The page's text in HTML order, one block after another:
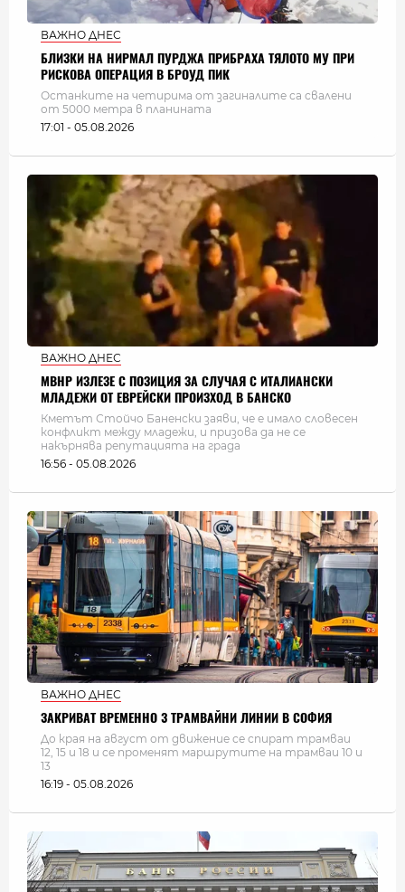
ВАЖНО ДНЕС
БЛИЗКИ НА НИРМАЛ ПУРДЖА ПРИБРАХА ТЯЛОТО МУ ПРИ
РИСКОВА ОПЕРАЦИЯ В БРОУД ПИК
Останките на четирима от загиналите са свалени
от 5000 метра в планината
17:01 - 05.08.2026
ВАЖНО ДНЕС
МВНР ИЗЛЕЗЕ С ПОЗИЦИЯ ЗА СЛУЧАЯ С ИТАЛИАНСКИ
МЛАДЕЖИ ОТ ЕВРЕЙСКИ ПРОИЗХОД В БАНСКО
Кметът Стойчо Баненски заяви, че е имало словесен
конфликт между младежи, и призова да не се
накърнява репутацията на града
16:56 - 05.08.2026
ВАЖНО ДНЕС
ЗАКРИВАТ ВРЕМЕННО 3 ТРАМВАЙНИ ЛИНИИ В СОФИЯ
До края на август от движение се спират трамваи
12, 15 и 18 и се променят маршрутите на трамваи 10 и
13
16:19 - 05.08.2026